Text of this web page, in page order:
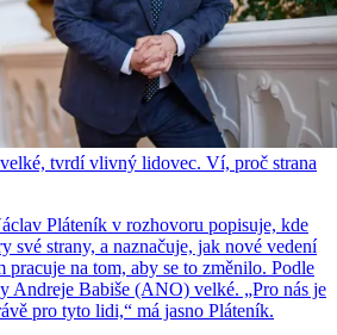
tvrdí vlivný lidovec. Ví, proč strana
Pláteník v rozhovoru popisuje, kde
své strany, a naznačuje, jak nové vedení
pracuje na tom, aby se to změnilo. Podle
Andreje Babiše (ANO) velké. „Pro nás je
pro tyto lidi,“ má jasno Pláteník.